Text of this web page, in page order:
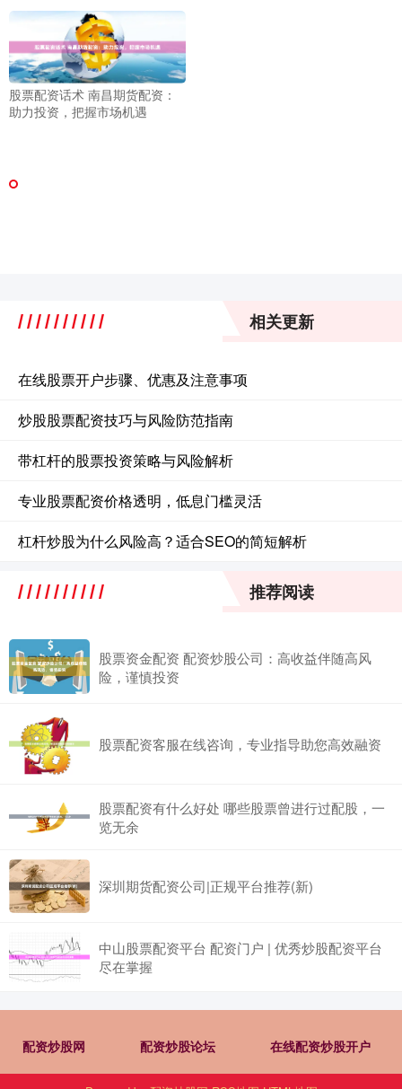
股票配资话术 南昌期货配资：
助力投资，把握市场机遇
相关更新
在线股票开户步骤、优惠及注意事项
炒股股票配资技巧与风险防范指南
带杠杆的股票投资策略与风险解析
专业股票配资价格透明，低息门槛灵活
杠杆炒股为什么风险高？适合SEO的简短解析
推荐阅读
股票资金配资 配资炒股公司：高收益伴随高风
险，谨慎投资
股票配资客服在线咨询，专业指导助您高效融资
股票配资有什么好处 哪些股票曾进行过配股，一
览无余
深圳期货配资公司|正规平台推荐(新)
中山股票配资平台 配资门户 | 优秀炒股配资平台
尽在掌握
配资炒股网 配资炒股论坛 在线配资炒股开户